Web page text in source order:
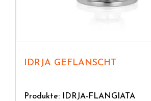
IDRJA GEFLANSCHT
Produkte: IDRJA-FLANGIATA